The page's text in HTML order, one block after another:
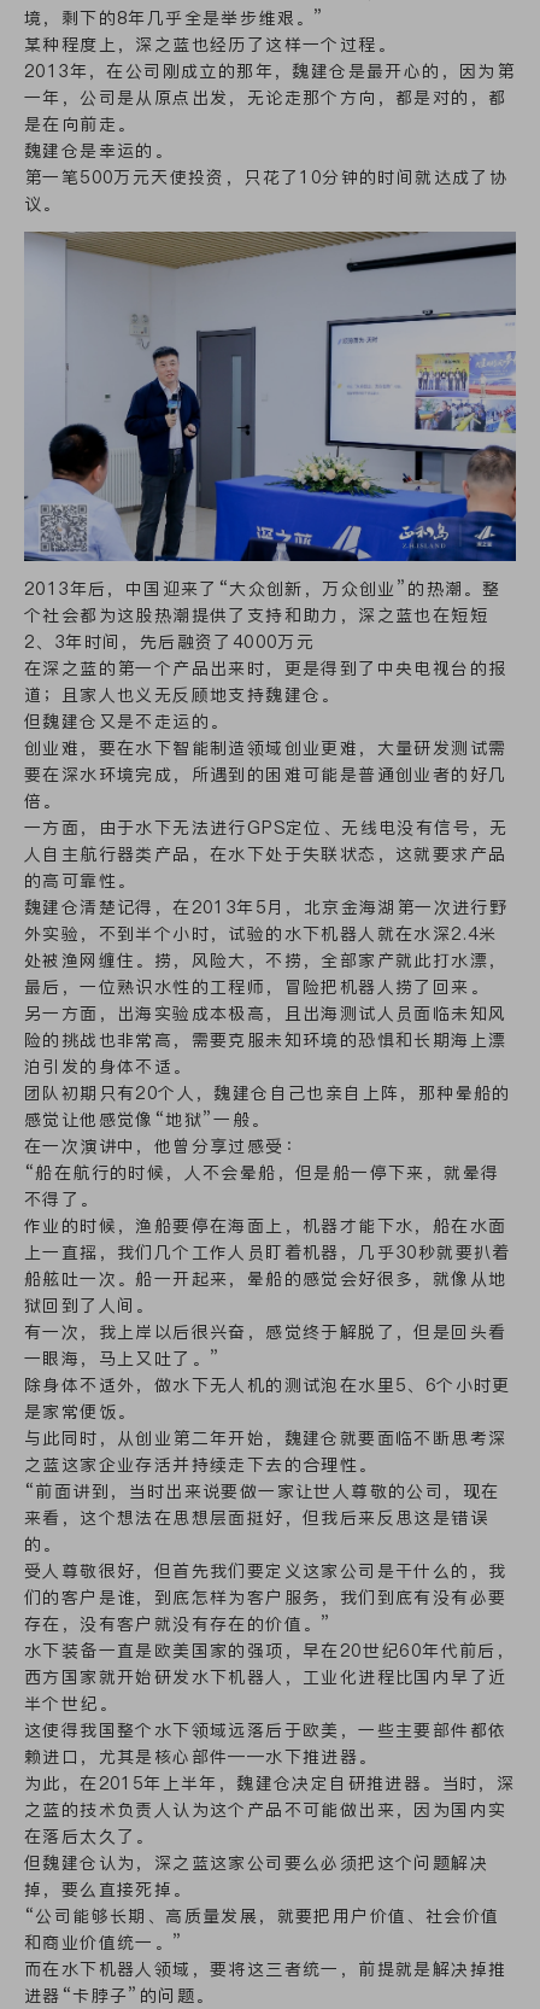
境，剩下的8年几乎全是举步维艰。”
某种程度上，深之蓝也经历了这样一个过程。
2013年，在公司刚成立的那年，魏建仓是最开心的，因为第
一年，公司是从原点出发，无论走那个方向，都是对的，都
是在向前走。
魏建仓是幸运的。
第一笔500万元天使投资，只花了10分钟的时间就达成了协
议。
2013年后，中国迎来了“大众创新，万众创业”的热潮。整
个社会都为这股热潮提供了支持和助力，深之蓝也在短短
2、3年时间，先后融资了4000万元
在深之蓝的第一个产品出来时，更是得到了中央电视台的报
道；且家人也义无反顾地支持魏建仓。
但魏建仓又是不走运的。
创业难，要在水下智能制造领域创业更难，大量研发测试需
要在深水环境完成，所遇到的困难可能是普通创业者的好几
倍。
一方面，由于水下无法进行GPS定位、无线电没有信号，无
人自主航行器类产品，在水下处于失联状态，这就要求产品
的高可靠性。
魏建仓清楚记得，在2013年5月，北京金海湖第一次进行野
外实验，不到半个小时，试验的水下机器人就在水深2.4米
处被渔网缠住。捞，风险大，不捞，全部家产就此打水漂，
最后，一位熟识水性的工程师，冒险把机器人捞了回来。
另一方面，出海实验成本极高，且出海测试人员面临未知风
险的挑战也非常高，需要克服未知环境的恐惧和长期海上漂
泊引发的身体不适。
团队初期只有20个人，魏建仓自己也亲自上阵，那种晕船的
感觉让他感觉像“地狱”一般。
在一次演讲中，他曾分享过感受：
“船在航行的时候，人不会晕船，但是船一停下来，就晕得
不得了。
作业的时候，渔船要停在海面上，机器才能下水，船在水面
上一直摇，我们几个工作人员盯着机器，几乎30秒就要扒着
船舷吐一次。船一开起来，晕船的感觉会好很多，就像从地
狱回到了人间。
有一次，我上岸以后很兴奋，感觉终于解脱了，但是回头看
一眼海，马上又吐了。”
除身体不适外，做水下无人机的测试泡在水里5、6个小时更
是家常便饭。
与此同时，从创业第二年开始，魏建仓就要面临不断思考深
之蓝这家企业存活并持续走下去的合理性。
“前面讲到，当时出来说要做一家让世人尊敬的公司，现在
来看，这个想法在思想层面挺好，但我后来反思这是错误
的。
受人尊敬很好，但首先我们要定义这家公司是干什么的，我
们的客户是谁，到底怎样为客户服务，我们到底有没有必要
存在，没有客户就没有存在的价值。”
水下装备一直是欧美国家的强项，早在20世纪60年代前后，
西方国家就开始研发水下机器人，工业化进程比国内早了近
半个世纪。
这使得我国整个水下领域远落后于欧美，一些主要部件都依
赖进口，尤其是核心部件——水下推进器。
为此，在2015年上半年，魏建仓决定自研推进器。当时，深
之蓝的技术负责人认为这个产品不可能做出来，因为国内实
在落后太久了。
但魏建仓认为，深之蓝这家公司要么必须把这个问题解决
掉，要么直接死掉。
“公司能够长期、高质量发展，就要把用户价值、社会价值
和商业价值统一。”
而在水下机器人领域，要将这三者统一，前提就是解决掉推
进器“卡脖子”的问题。